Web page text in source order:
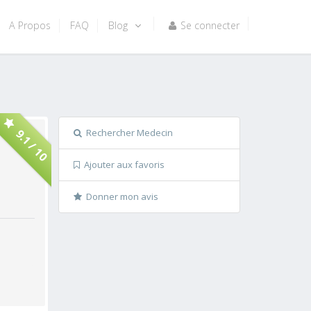
A Propos FAQ Blog Se connecter
9.1 / 10 Rechercher Medecin
Ajouter aux favoris
Donner mon avis